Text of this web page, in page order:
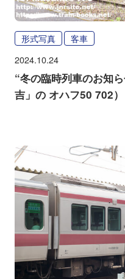
形式写真 客車
2024.10.24
“冬の臨時列車のお知
吉」の オハフ50 702）